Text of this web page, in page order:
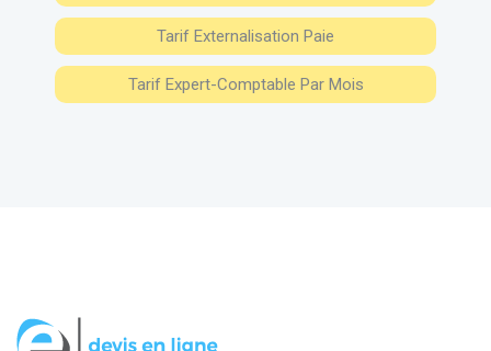
Tarif Externalisation Paie
Tarif Expert-Comptable Par Mois